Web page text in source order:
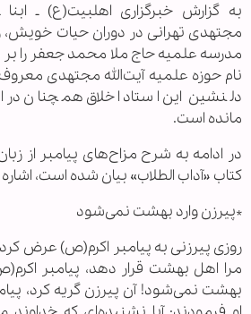
به گزارش خبرگزاری اهل‏بیت(ع) ـ
مجتهدی تهرانی در دوران حیات
مدرسه علمیه حاج ملا محمد جعفر را
نام حوزه علمیه آیت‌الله مجتهدی
دلنشین این استاد اخلاق همچنان در
مانده است.
در ادامه به شرح مزاح‌های پیامبر از
کتاب «آداب الطلاب» بیان شده است،
*پیرزن وارد بهشت نمی‌شود
روزی پیرزنی به پیامبر اکرم(ص) عرض
مرا اهل بهشت قرار دهد، پیامبر
بهشت نمی‌شود! آن پیرزن گریه کرد،